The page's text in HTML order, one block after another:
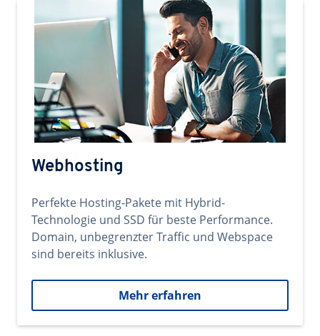
Webhosting
Perfekte Hosting-Pakete mit Hybrid-
Technologie und SSD für beste Performance.
Domain, unbegrenzter Traffic und Webspace
sind bereits inklusive.
Mehr erfahren